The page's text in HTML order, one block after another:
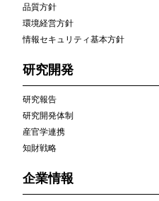
品質方針
環境経営方針
情報セキュリティ基本方針
研究開発
研究報告
研究開発体制
産官学連携
知財戦略
企業情報